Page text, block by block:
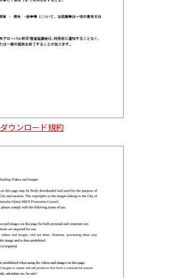
ダウンロード規約